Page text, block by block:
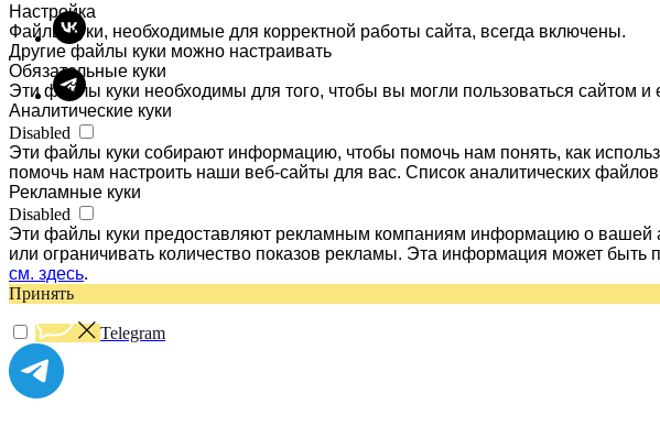
Настройка
Файлы куки, необходимые для корректной работы сайта, всегда включены.
Другие файлы куки можно настраивать
Обязательные куки
Эти файлы куки необходимы для того, чтобы вы могли пользоваться сайтом и
Аналитические куки
Disabled
Эти файлы куки собирают информацию, чтобы помочь нам понять, как
помочь нам настроить наши веб-сайты для вас. Список аналитических
Рекламные куки
Disabled
Эти файлы куки предоставляют рекламным компаниям информацию о вашей
или ограничивать количество показов рекламы. Эта информация может
см. здесь.
Принять
Telegram